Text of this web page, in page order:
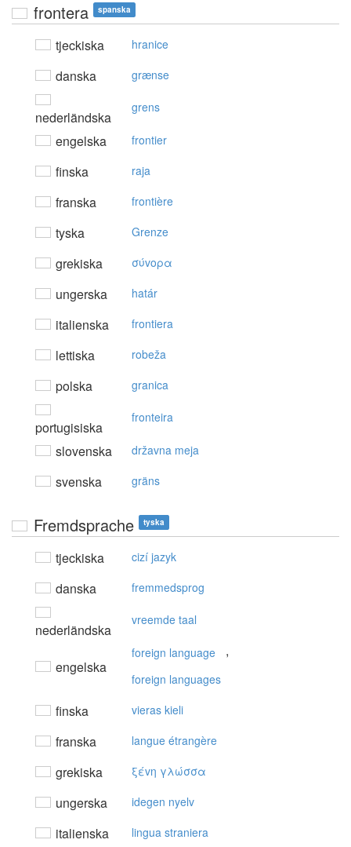
frontera spanska
tjeckiska hranice
danska grænse
nederländska
grens
engelska frontier
finska raja
franska frontière
tyska Grenze
grekiska σύvoρα
ungerska határ
italienska frontiera
lettiska robeža
polska granica
portugisiska
fronteira
slovenska državna meja
svenska gräns
Fremdsprache tyska
tjeckiska cizí jazyk
danska fremmedsprog
nederländska
vreemde taal
engelska
foreign language ,
foreign languages
finska vieras kieli
franska langue étrangère
grekiska ξέvη γλώσσα
ungerska idegen nyelv
italienska lingua straniera